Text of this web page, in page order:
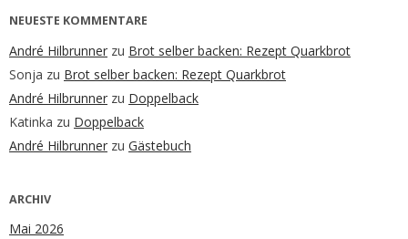
NEUESTE KOMMENTARE
André Hilbrunner zu Brot selber backen: Rezept Quarkbrot
Sonja zu Brot selber backen: Rezept Quarkbrot
André Hilbrunner zu Doppelback
Katinka zu Doppelback
André Hilbrunner zu Gästebuch
ARCHIV
Mai 2026